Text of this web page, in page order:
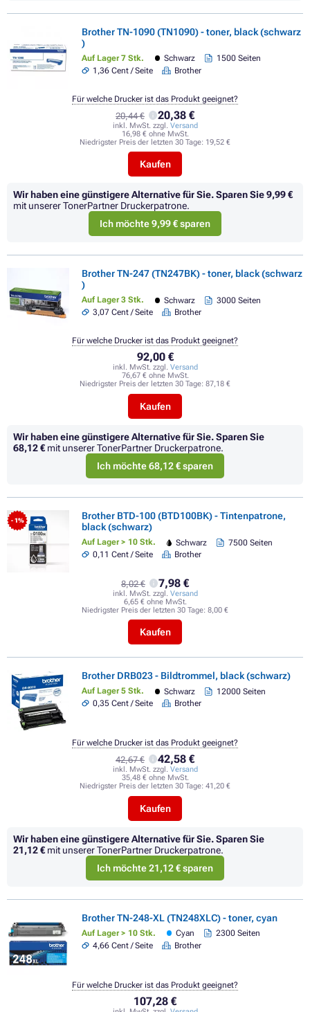
Brother TN-1090 (TN1090) - toner, black (schwarz
)
Auf Lager 7 Stk. Schwarz
1500 Seiten
1,36 Cent / Seite
Brother
20,44 € 20,38 €
inkl. MwSt. zzgl. Versand
16,98 € ohne MwSt.
Niedrigster Preis der letzten 30 Tage: 19,52 €
Kaufen
Für welche Drucker ist das Produkt geeignet?
Wir haben eine günstigere Alternative für Sie.Sparen Sie9,99 €
mit unserer TonerPartner Druckerpatrone.
Ich möchte 9,99 € sparen
Brother TN-247 (TN247BK) - toner, black (schwarz
)
Auf Lager 3 Stk. Schwarz
3000 Seiten
3,07 Cent / Seite
Brother
92,00 €
inkl. MwSt. zzgl. Versand
76,67 € ohne MwSt.
Niedrigster Preis der letzten 30 Tage: 87,18 €
Kaufen
Für welche Drucker ist das Produkt geeignet?
Wir haben eine günstigere Alternative für Sie.Sparen Sie
68,12 € mit unserer TonerPartner Druckerpatrone.
Ich möchte 68,12 € sparen
- 1%
Brother BTD-100 (BTD100BK) - Tintenpatrone,
black (schwarz)
Auf Lager > 10 Stk. Schwarz
7500 Seiten
0,11 Cent / Seite
Brother
8,02 € 7,98 €
inkl. MwSt. zzgl. Versand
6,65 € ohne MwSt.
Niedrigster Preis der letzten 30 Tage: 8,00 €
Kaufen
Brother DRB023 - Bildtrommel, black (schwarz)
Auf Lager 5 Stk. Schwarz
12000 Seiten
0,35 Cent / Seite
Brother
42,67 € 42,58 €
inkl. MwSt. zzgl. Versand
35,48 € ohne MwSt.
Niedrigster Preis der letzten 30 Tage: 41,20 €
Kaufen
Für welche Drucker ist das Produkt geeignet?
Wir haben eine günstigere Alternative für Sie.Sparen Sie
21,12 € mit unserer TonerPartner Druckerpatrone.
Ich möchte 21,12 € sparen
Brother TN-248-XL (TN248XLC) - toner, cyan
Auf Lager > 10 Stk. Cyan
2300 Seiten
4,66 Cent / Seite
Brother
107,28 €
Für welche Drucker ist das Produkt geeignet?